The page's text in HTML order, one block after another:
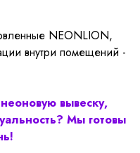
NEONLION,
внутри помещений -
вывеску,
Мы готовы